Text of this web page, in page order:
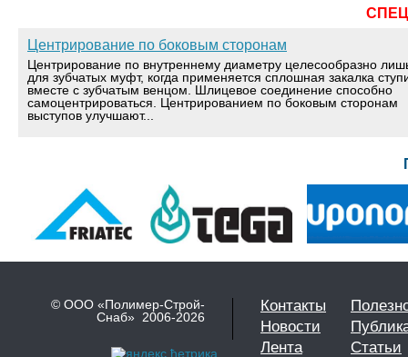
Центрирование по боковым сторонам
Центрирование по внутреннему диаметру целесообразно
для зубчатых муфт, когда применяется сплошная закалка
вместе с зубчатым венцом. Шлицевое соединение способно
самоцентрироваться. Центрированием по боковым сторонам
выступов улучшают...
© ООО «Полимер-Строй-
Снаб» 2006-2026
Контакты
Новости
Лента
Статьи